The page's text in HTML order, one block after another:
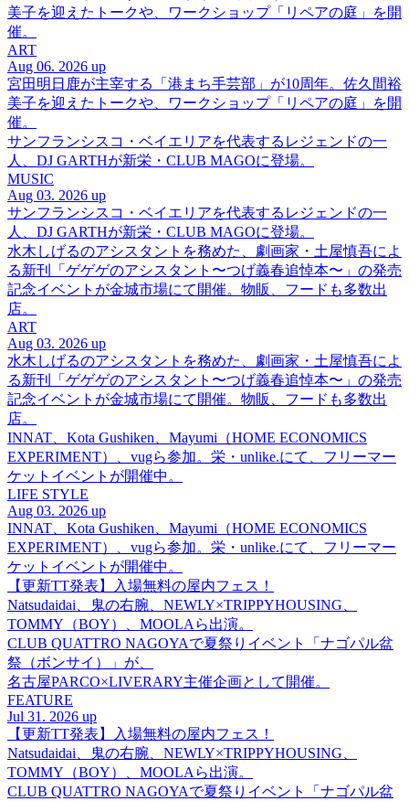
美子を迎えたトークや、ワークショップ「リペアの庭」を開
催。
ART
Aug 06. 2026 up
宮田明日鹿が主宰する「港まち手芸部」が10周年。佐久間裕
美子を迎えたトークや、ワークショップ「リペアの庭」を開
催。
サンフランシスコ・ベイエリアを代表するレジェンドの一
人、DJ GARTHが新栄・CLUB MAGOに登場。
MUSIC
Aug 03. 2026 up
サンフランシスコ・ベイエリアを代表するレジェンドの一
人、DJ GARTHが新栄・CLUB MAGOに登場。
水木しげるのアシスタントを務めた、劇画家・土屋慎吾によ
る新刊「ゲゲゲのアシスタント〜つげ義春追悼本〜」の発売
記念イベントが金城市場にて開催。物販、フードも多数出
店。
ART
Aug 03. 2026 up
水木しげるのアシスタントを務めた、劇画家・土屋慎吾によ
る新刊「ゲゲゲのアシスタント〜つげ義春追悼本〜」の発売
記念イベントが金城市場にて開催。物販、フードも多数出
店。
INNAT、Kota Gushiken、Mayumi（HOME ECONOMICS
EXPERIMENT）、vugら参加。栄・unlike.にて、フリーマー
ケットイベントが開催中。
LIFE STYLE
Aug 03. 2026 up
INNAT、Kota Gushiken、Mayumi（HOME ECONOMICS
EXPERIMENT）、vugら参加。栄・unlike.にて、フリーマー
ケットイベントが開催中。
【更新TT発表】入場無料の屋内フェス！
Natsudaidai、鬼の右腕、NEWLY×TRIPPYHOUSING、
TOMMY（BOY）、MOOLAら出演。
CLUB QUATTRO NAGOYAで夏祭りイベント「ナゴパル盆
祭（ボンサイ）」が、
名古屋PARCO×LIVERARY主催企画として開催。
FEATURE
Jul 31. 2026 up
【更新TT発表】入場無料の屋内フェス！
Natsudaidai、鬼の右腕、NEWLY×TRIPPYHOUSING、
TOMMY（BOY）、MOOLAら出演。
CLUB QUATTRO NAGOYAで夏祭りイベント「ナゴパル盆